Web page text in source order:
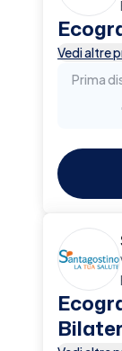
Vedi altre
Prima